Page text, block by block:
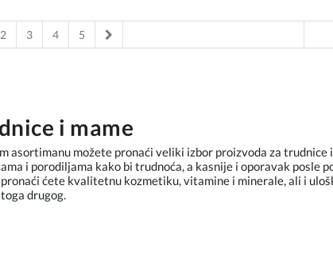
2 3 4 5
i mame
asortimanu možete pronaći veliki izbor proizvoda za trudnice
i porodiljama kako bi trudnoća, a kasnije i oporavak posle
ćete kvalitetnu kozmetiku, vitamine i minerale, ali i
drugog.